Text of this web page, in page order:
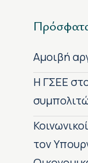
Αμοιβή
H ΓΣΕΕ
τον